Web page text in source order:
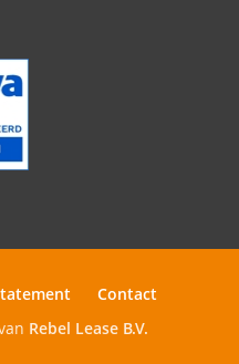
Contact
Rebel Lease B.V.